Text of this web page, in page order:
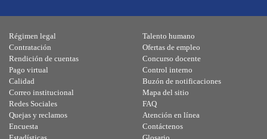
Régimen legal
Contratación
Rendición de cuentas
Pago virtual
Calidad
Talento humano
Ofertas de empleo
Concurso docente
Control interno
Buzón de notificaciones
Correo institucional
Redes Sociales
Quejas y reclamos
Encuesta
Mapa del sitio
FAQ
Atención en línea
Contáctenos